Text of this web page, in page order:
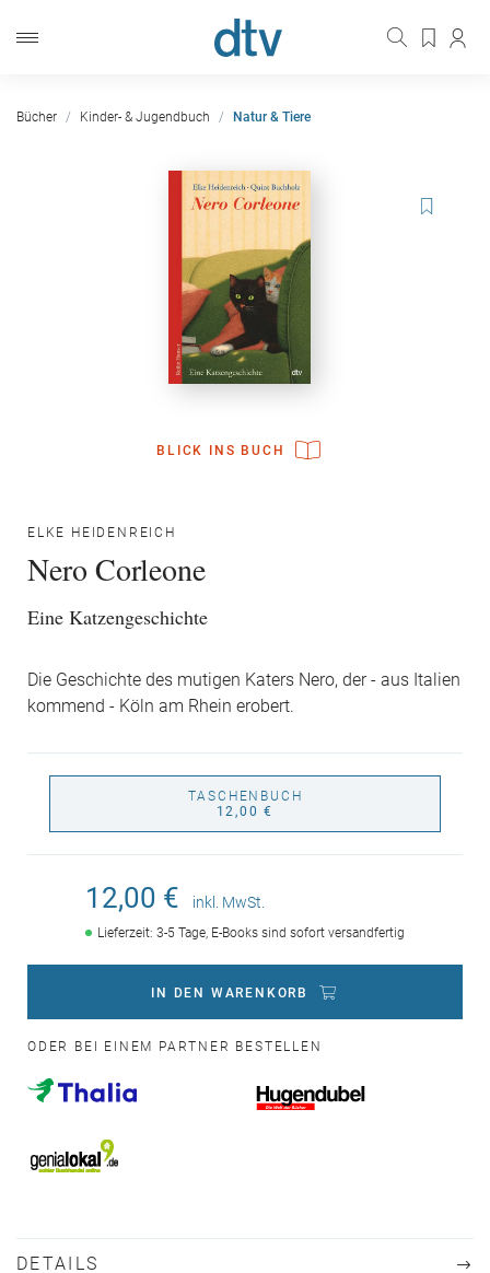
Bücher Kinder- & Jugendbuch Natur & Tiere
BLICK INS BUCH
ELKE HEIDENREICH
Nero Corleone
Eine Katzengeschichte
Die Geschichte des mutigen Katers Nero, der - aus Italien
kommend - Köln am Rhein erobert.
TASCHENBUCH
12,00 €
12,00 € inkl. MwSt.
Lieferzeit: 3-5 Tage, E-Books sind sofort versandfertig
IN DEN WARENKORB
ODER BEI EINEM PARTNER BESTELLEN
DETAILS